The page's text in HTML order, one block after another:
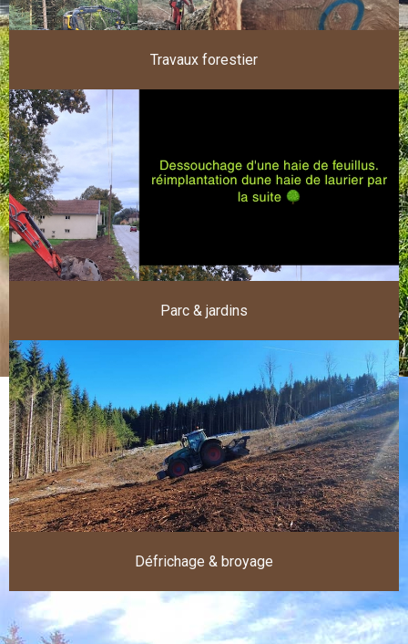
Travaux forestier
Parc & jardins
Défrichage & broyage